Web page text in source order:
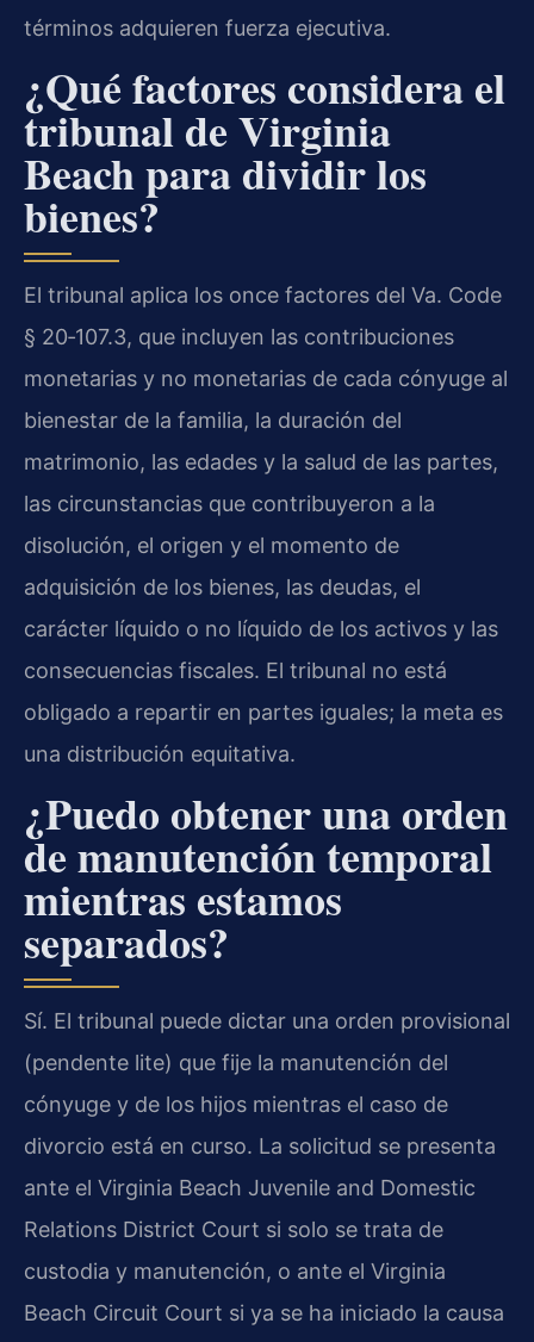
términos adquieren fuerza ejecutiva.
¿Qué factores considera el
tribunal de Virginia
Beach para dividir los
bienes?
El tribunal aplica los once factores del Va. Code
§ 20‑107.3, que incluyen las contribuciones
monetarias y no monetarias de cada cónyuge al
bienestar de la familia, la duración del
matrimonio, las edades y la salud de las partes,
las circunstancias que contribuyeron a la
disolución, el origen y el momento de
adquisición de los bienes, las deudas, el
carácter líquido o no líquido de los activos y las
consecuencias fiscales. El tribunal no está
obligado a repartir en partes iguales; la meta es
una distribución equitativa.
¿Puedo obtener una orden
de manutención temporal
mientras estamos
separados?
Sí. El tribunal puede dictar una orden provisional
(pendente lite) que fije la manutención del
cónyuge y de los hijos mientras el caso de
divorcio está en curso. La solicitud se presenta
ante el Virginia Beach Juvenile and Domestic
Relations District Court si solo se trata de
custodia y manutención, o ante el Virginia
Beach Circuit Court si ya se ha iniciado la causa